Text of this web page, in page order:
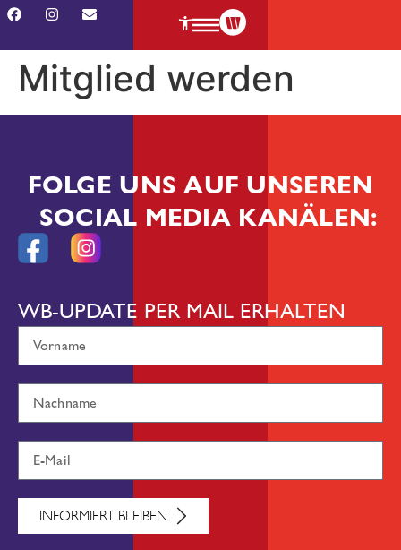
Mitglied werden
FOLGE UNS AUF UNSEREN
SOCIAL MEDIA KANÄLEN:
WB-UPDATE PER MAIL ERHALTEN
INFORMIERT BLEIBEN